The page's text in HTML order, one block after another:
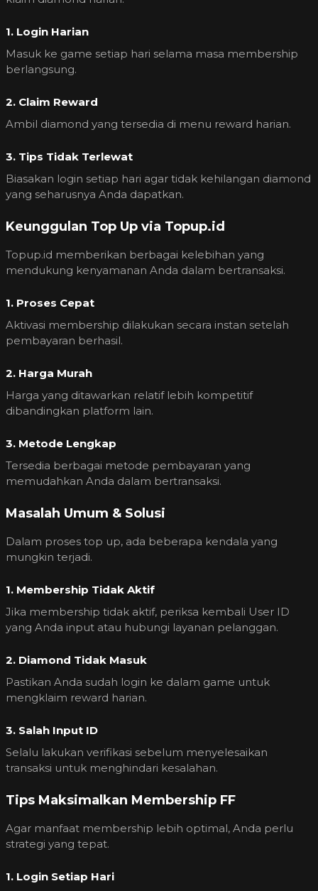
1. Login Harian
Masuk ke game setiap hari selama masa membership
berlangsung.
2. Claim Reward
Ambil diamond yang tersedia di menu reward harian.
3. Tips Tidak Terlewat
Biasakan login setiap hari agar tidak kehilangan diamond
yang seharusnya Anda dapatkan.
Keunggulan Top Up via Topup.id
Topup.id memberikan berbagai kelebihan yang
mendukung kenyamanan Anda dalam bertransaksi.
1. Proses Cepat
Aktivasi membership dilakukan secara instan setelah
pembayaran berhasil.
2. Harga Murah
Harga yang ditawarkan relatif lebih kompetitif
dibandingkan platform lain.
3. Metode Lengkap
Tersedia berbagai metode pembayaran yang
memudahkan Anda dalam bertransaksi.
Masalah Umum & Solusi
Dalam proses top up, ada beberapa kendala yang
mungkin terjadi.
1. Membership Tidak Aktif
Jika membership tidak aktif, periksa kembali User ID
yang Anda input atau hubungi layanan pelanggan.
2. Diamond Tidak Masuk
Pastikan Anda sudah login ke dalam game untuk
mengklaim reward harian.
3. Salah Input ID
Selalu lakukan verifikasi sebelum menyelesaikan
transaksi untuk menghindari kesalahan.
Tips Maksimalkan Membership FF
Agar manfaat membership lebih optimal, Anda perlu
strategi yang tepat.
1. Login Setiap Hari